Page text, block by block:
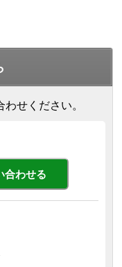
せください。
合わせる